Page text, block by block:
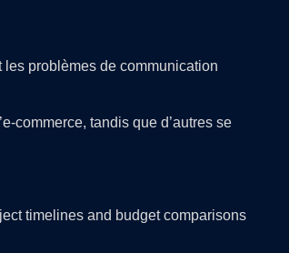
problèmes de communication
commerce, tandis que d’autres se